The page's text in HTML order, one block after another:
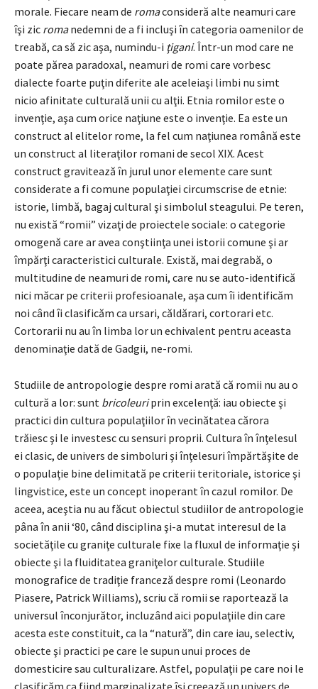
morale. Fiecare neam de romaconsideră alte neamuri care
îşi zic romanedemni de a fi incluşi în categoria oamenilor de
treabă, ca să zic aşa, numindu-i ţigani. Într-un mod care ne
poate părea paradoxal, neamuri de romi care vorbesc
dialecte foarte puţin diferite ale aceleiaşi limbi nu simt
nicio afinitate culturală unii cu alţii. Etnia romilor este o
invenţie, aşa cum orice naţiune este o invenţie. Ea este un
construct al elitelor rome, la fel cum naţiunea română este
un construct al literaţilor romani de secol XIX. Acest
construct gravitează în jurul unor elemente care sunt
considerate a fi comune populaţiei circumscrise de etnie:
istorie, limbă, bagaj cultural şi simbolul steagului. Pe teren,
nu există “romii” vizaţi de proiectele sociale: o categorie
omogenă care ar avea conştiinţa unei istorii comune şi ar
împărţi caracteristici culturale. Există, mai degrabă, o
multitudine de neamuri de romi, care nu se auto-identifică
nici măcar pe criterii profesioanale, aşa cum îi identificăm
noi când îi clasificăm ca ursari, căldărari, cortorari etc.
Cortorarii nu au în limba lor un echivalent pentru aceasta
denominaţie dată de Gadgii, ne-romi.
Studiile de antropologie despre romi arată că romii nu au o
cultură a lor: sunt bricoleuriprin excelenţă: iau obiecte şi
practici din cultura populaţiilor în vecinătatea cărora
trăiesc şi le investesc cu sensuri proprii. Cultura în înţelesul
ei clasic, de univers de simboluri şi înţelesuri împărtăşite de
o populaţie bine delimitată pe criterii teritoriale, istorice şi
lingvistice, este un concept inoperant în cazul romilor. De
aceea, aceştia nu au făcut obiectul studiilor de antropologie
pâna în anii ‘80, când disciplina şi-a mutat interesul de la
societăţile cu graniţe culturale fixe la fluxul de informaţie şi
obiecte şi la fluiditatea graniţelor culturale. Studiile
monografice de tradiţie franceză despre romi (Leonardo
Piasere, Patrick Williams), scriu că romii se raportează la
universul înconjurător, incluzând aici populaţiile din care
acesta este constituit, ca la “natură”, din care iau, selectiv,
obiecte şi practici pe care le supun unui proces de
domesticire sau culturalizare. Astfel, populaţii pe care noi le